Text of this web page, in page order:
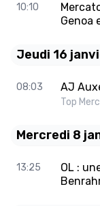
10:10
Genoa
Jeudi 16
08:03 AJ
Top
Mercredi 8
13:25
OL :